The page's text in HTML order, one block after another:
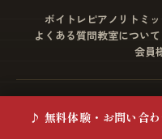
ボイトレ ピアノ リトミ
よくある質問教室について
会員
〒271-0077 千葉県
♪ 無料体験・お問い合